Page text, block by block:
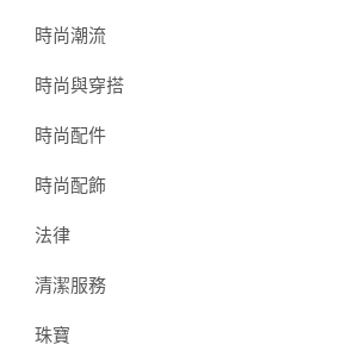
時尚潮流
時尚與穿搭
時尚配件
時尚配飾
法律
清潔服務
珠寶